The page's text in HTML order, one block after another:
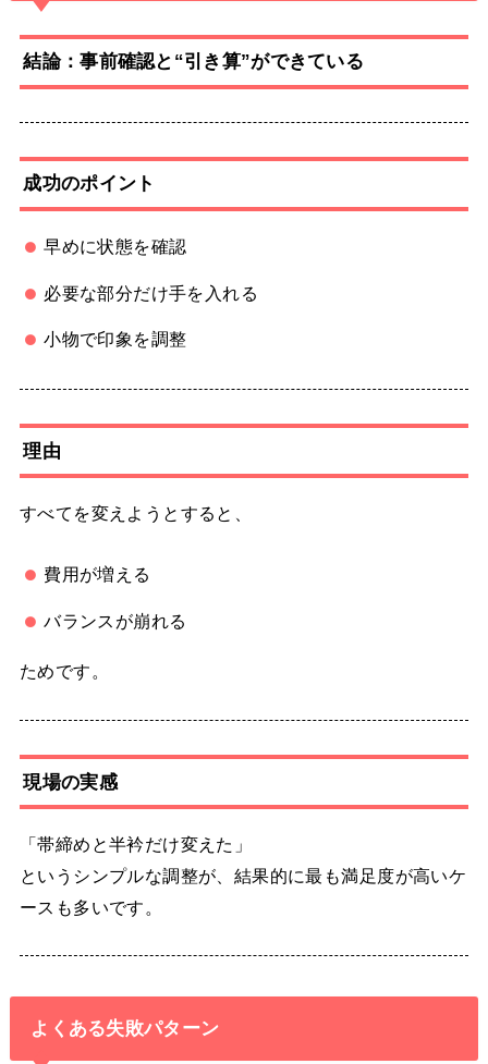
結論：事前確認と“引き算”ができている
成功のポイント
早めに状態を確認
必要な部分だけ手を入れる
小物で印象を調整
理由
すべてを変えようとすると、
費用が増える
バランスが崩れる
ためです。
現場の実感
「帯締めと半衿だけ変えた」
というシンプルな調整が、結果的に最も満足度が高いケ
ースも多いです。
よくある失敗パターン